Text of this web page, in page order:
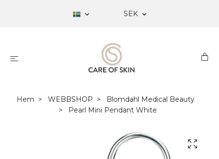
SEK
Hem WEBBSHOP
Blomdahl Medical Beauty
Pearl Mini Pendant White